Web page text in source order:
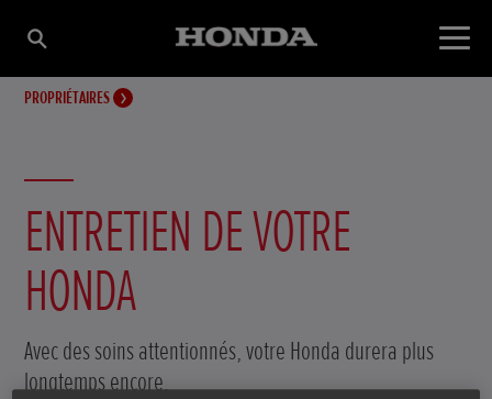
PROPRIÉTAIRES
ENTRETIEN DE VOTRE
HONDA
Avec des soins attentionnés, votre Honda durera plus
longtemps encore.